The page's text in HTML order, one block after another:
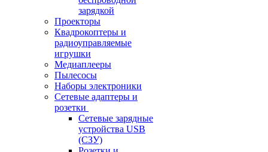
зарядкой
Проекторы
Квадрокоптеры и
радиоуправляемые
игрушки
Медиаплееры
Пылесосы
Наборы электроники
Сетевые адаптеры и
розетки
Сетевые зарядные
устройства USB
(СЗУ)